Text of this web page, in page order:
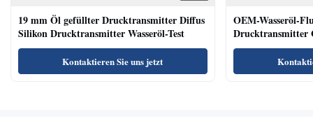
19 mm Öl gefüllter Drucktransmitter Diffus
Silikon Drucktransmitter Wasseröl-Test
Kontaktieren Sie uns jetzt
OEM-Wasseröl-
Drucktransmitter